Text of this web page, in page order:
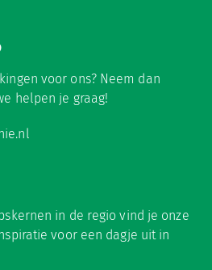
voor ons? Neem dan
helpen je graag!
in de regio vind je onze
voor een dagje uit in